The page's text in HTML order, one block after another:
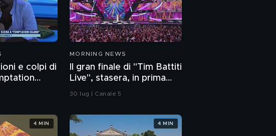
e colpi di
MORNING NEWS
Il gran finale di "Tim Battiti
Live", stasera, in prima
serata, su Canale 5
30 lug | Canale 5
4 MIN 4 MIN